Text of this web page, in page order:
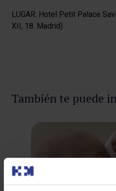
LUGAR: Hotel Petit Palace
XII, 18. Madrid)
También te puede